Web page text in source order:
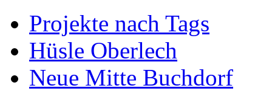
Projekte nach Tags
Hüsle Oberlech
Neue Mitte Buchdorf